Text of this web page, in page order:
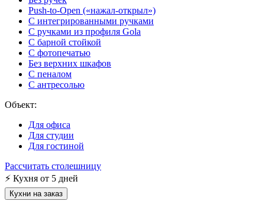
Push-to-Open («нажал-открыл»)
С интегрированными ручками
С ручками из профиля Gola
С барной стойкой
С фотопечатью
Без верхних шкафов
С пеналом
С антресолью
Объект:
Для офиса
Для студии
Для гостиной
Рассчитать столешницу
⚡ Кухня от 5 дней
Кухни на заказ